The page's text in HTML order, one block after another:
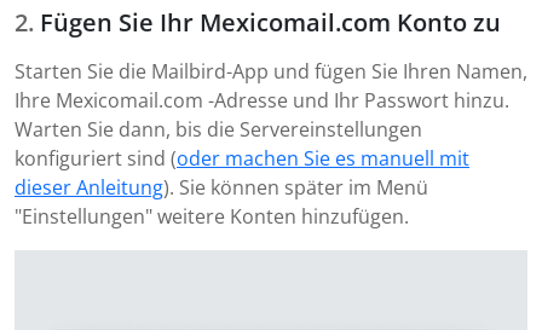
Fügen Sie Ihr Mexicomail.com Konto zu
Starten Sie die Mailbird-App und fügen Sie Ihren Namen,
Ihre Mexicomail.com -Adresse und Ihr Passwort hinzu.
Warten Sie dann, bis die Servereinstellungen
konfiguriert sind (oder machen Sie es manuell mit
dieser Anleitung). Sie können später im Menü
"Einstellungen" weitere Konten hinzufügen.